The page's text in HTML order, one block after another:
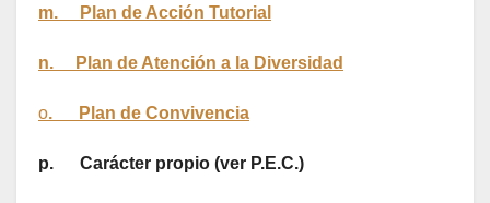
m. Plan de Acción Tutorial
n. Plan de Atención a la Diversidad
o. Plan de Convivencia
p. Carácter propio (ver P.E.C.)